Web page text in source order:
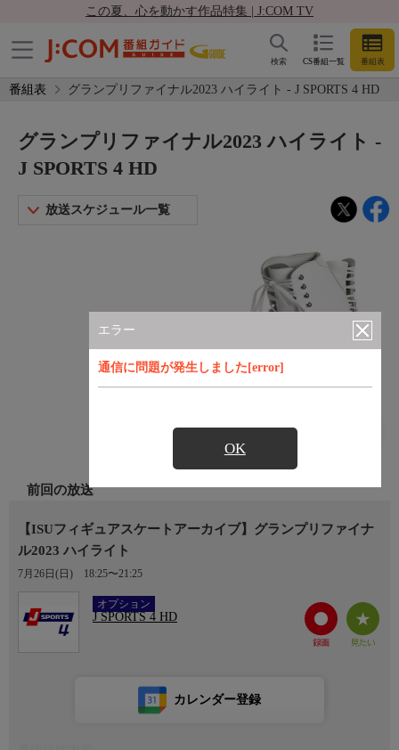
この夏、心を動かす作品特集 | J:COM TV
CS番組一覧 番組表
検索
番組表 グランプリファイナル2023 ハイライト - J SPORTS 4 HD
エラー
通信に問題が発生しました[error]
OK
グランプリファイナル2023 ハイライト -
J SPORTS 4 HD
放送スケジュール一覧
前回の放送
【ISUフィギュアスケートアーカイブ】グランプリファイナ
ル2023 ハイライト
7月26日(日) 18:25〜21:25
オプション
Ch.408
J SPORTS 4 HD
カレンダー登録